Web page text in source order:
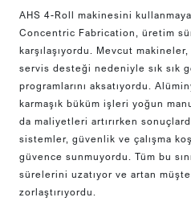
AHS 4-Roll makinesini
Concentric Fabrication, üretim
karşılaşıyordu. Mevcut
servis desteği nedeniyle sık sık
programlarını aksatıyordu.
karmaşık büküm işleri yoğun
da maliyetleri artırırken
sistemler, güvenlik ve çalışma
güvence sunmuyordu. Tüm bu
sürelerini uzatıyor ve artan
zorlaştırıyordu.